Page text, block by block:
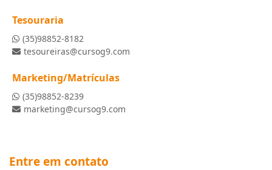
Tesouraria
(35)98852-8182
tesoureiras@cursog9.com
Marketing/Matrículas
(35)98852-8239
marketing@cursog9.com
Entre em contato